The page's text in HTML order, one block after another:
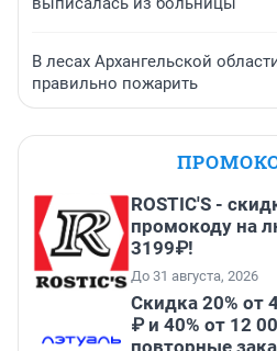
В лесах Архангельской
правильно пожарить
ROSTIC'S -
промокоду на
3199₽!
До 31 августа, 2026
Скидка 20% от
₽ и 40% от 12
повторные